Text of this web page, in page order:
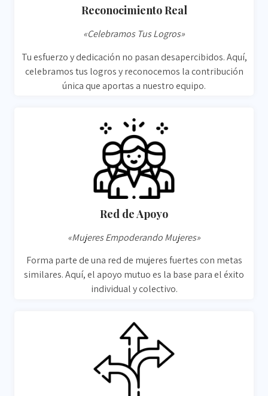
Reconocimiento Real
«Celebramos Tus Logros»
Tu esfuerzo y dedicación no pasan desapercibidos. Aquí,
celebramos tus logros y reconocemos la contribución
única que aportas a nuestro equipo.
Red de Apoyo
«Mujeres Empoderando Mujeres»
Forma parte de una red de mujeres fuertes con metas
similares. Aquí, el apoyo mutuo es la base para el éxito
individual y colectivo.